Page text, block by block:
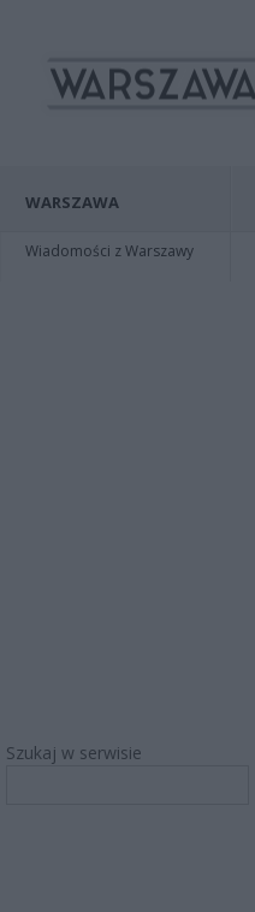
WARSZAWA
Wiadomości z Warszawy
Szukaj w serwisie